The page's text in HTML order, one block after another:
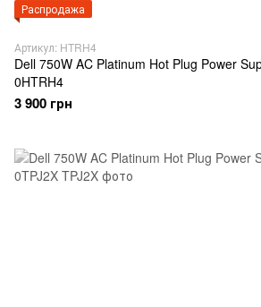
Распродажа
Артикул: HTRH4
Dell 750W AC Platinum Hot Plug Power
0HTRH4
3 900 грн